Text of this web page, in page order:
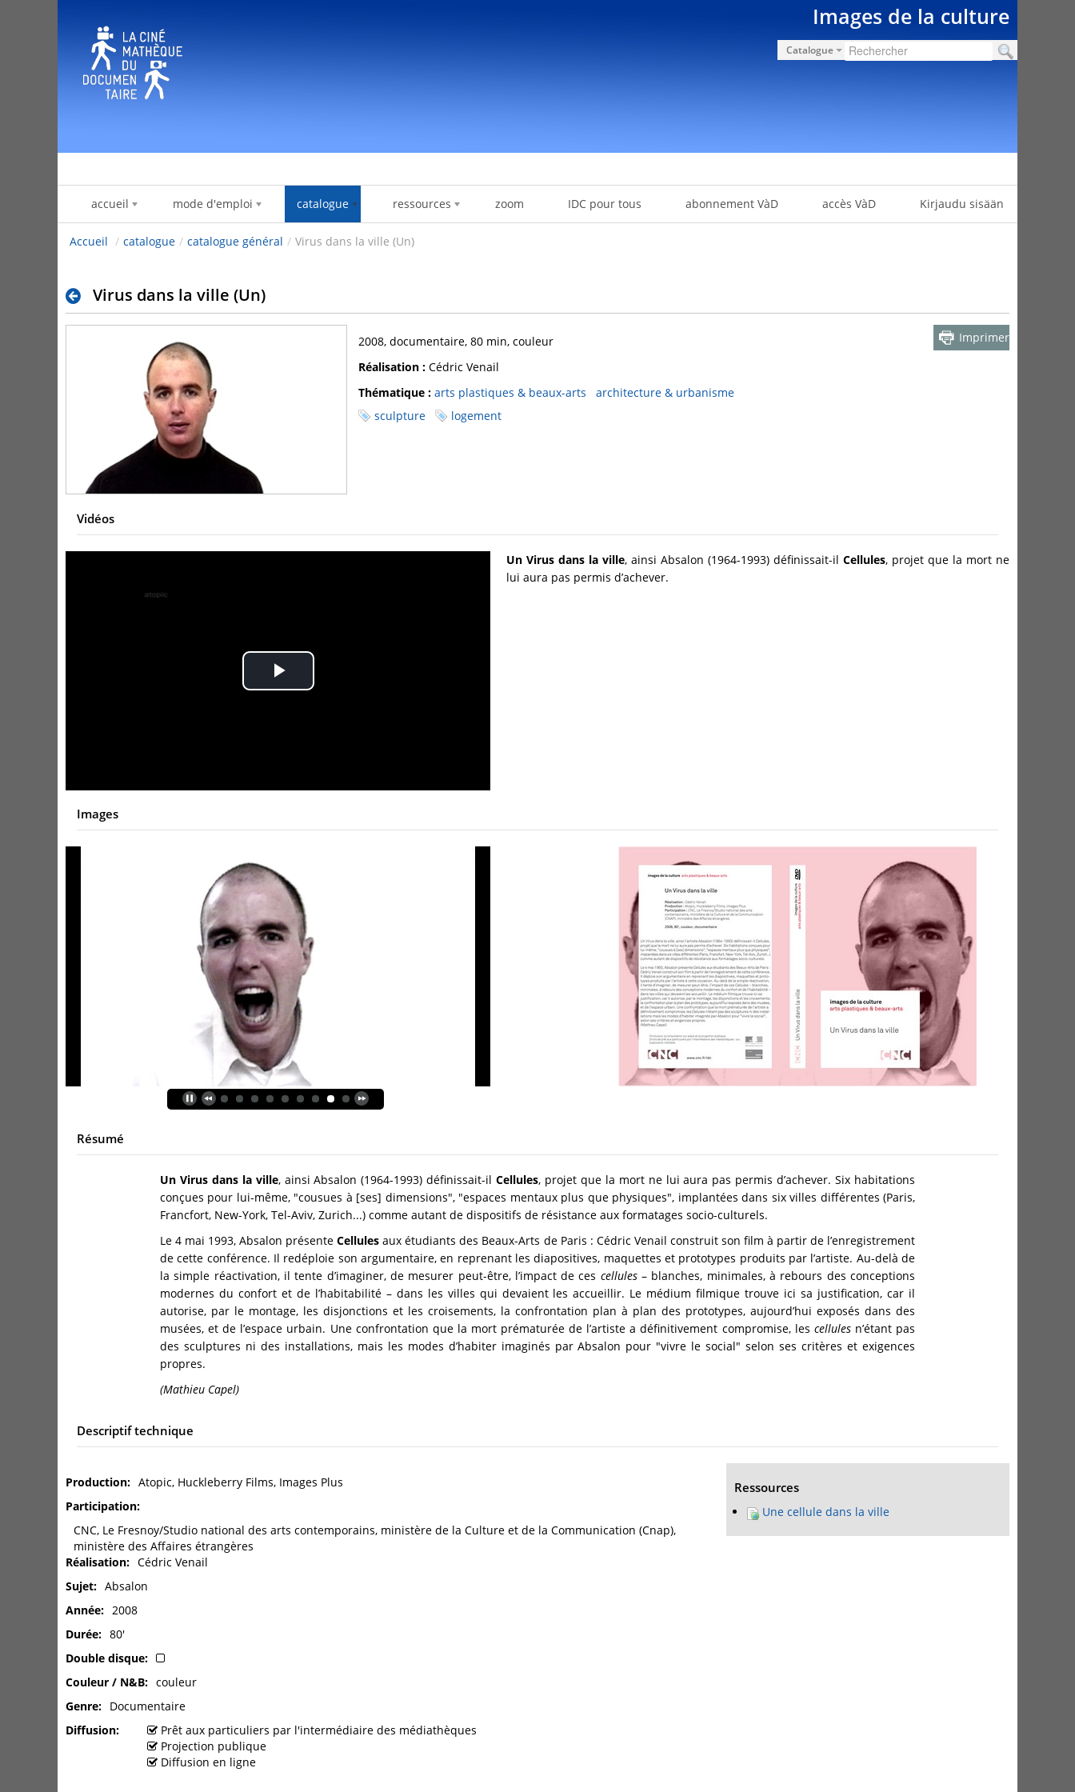
Images de la culture
Catalogue
accueil mode d'emploi catalogue ressources zoom IDC pour tous abonnement VàD accès VàD Kirjaudu sisään
Accueil / catalogue / catalogue général / Virus dans la ville (Un)
Virus dans la ville (Un)
Imprimer
2008, documentaire, 80 min, couleur
Réalisation : Cédric Venail
Thématique : arts plastiques & beaux-arts
architecture & urbanisme
sculpture
logement
Vidéos
Play
Un Virus dans la ville, ainsi Absalon (1964-1993) définissait-il Cellules, projet que la mort ne
lui aura pas permis d’achever.
Images
Résumé
Un Virus dans la ville, ainsi Absalon (1964-1993) définissait-ilCellules, projet que la mort ne lui aura pas permis d’achever. Six habitations
conçues pour lui-même, "cousues à [ses] dimensions", "espaces mentaux plus que physiques", implantées dans six villes différentes (Paris,
Francfort, New-York, Tel-Aviv, Zurich...) comme autant de dispositifs de résistance aux formatages socio-culturels.
Le 4 mai 1993, Absalon présenteCellules aux étudiants des Beaux-Arts de Paris : Cédric Venail construit son film à partir de l’enregistrement
de cette conférence. Il redéploie son argumentaire, en reprenant les diapositives, maquettes et prototypes produits par l’artiste. Au-delà de
la simple réactivation, il tente d’imaginer, de mesurer peut-être, l’impact de ces cellules– blanches, minimales, à rebours des conceptions
modernes du confort et de l’habitabilité – dans les villes qui devaient les accueillir. Le médium filmique trouve ici sa justification, car il
autorise, par le montage, les disjonctions et les croisements, la confrontation plan à plan des prototypes, aujourd’hui exposés dans des
musées, et de l’espace urbain. Une confrontation que la mort prématurée de l’artiste a définitivement compromise, les cellulesn’étant pas
des sculptures ni des installations, mais les modes d’habiter imaginés par Absalon pour "vivre le social" selon ses critères et exigences
propres.
(Mathieu Capel)
Descriptif technique
Production
Atopic, Huckleberry Films, Images Plus
Participation
CNC, Le Fresnoy/Studio national des arts contemporains, ministère de la Culture et de la Communication (Cnap),
ministère des Affaires étrangères
Réalisation
Cédric Venail
Sujet
Absalon
Année
2008
Durée
80'
Double disque
Couleur / N&B
couleur
Genre
Documentaire
Diffusion
Prêt aux particuliers par l'intermédiaire des médiathèques
Projection publique
Diffusion en ligne
Ressources
Une cellule dans la ville